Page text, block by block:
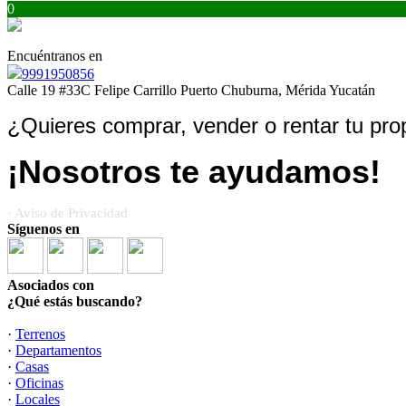
0
Encuéntranos en
9991950856
Calle 19 #33C Felipe Carrillo Puerto Chuburna, Mérida Yucatán
¿Quieres comprar, vender o rentar tu
¡Nosotros te ayudamos!
· Aviso de Privacidad
Síguenos en
Asociados con
¿Qué estás buscando?
· Terrenos
· Departamentos
· Casas
· Oficinas
· Locales